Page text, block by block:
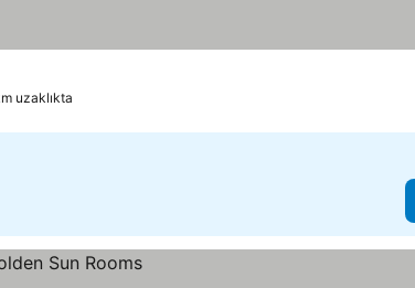
uzaklıkta